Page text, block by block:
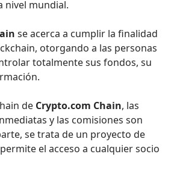
nivel mundial.
se acerca a cumplir la finalidad
otorgando a las personas
totalmente sus fondos, su
de Crypto.com Chain, las
y las comisiones son
se trata de un proyecto de
el acceso a cualquier socio